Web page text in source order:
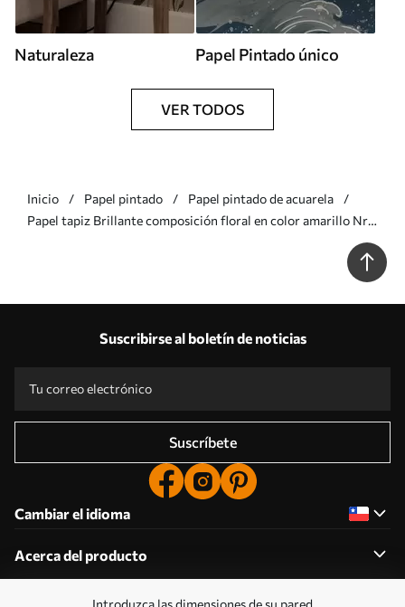
Introduzca las dimensiones de su pared
Naturaleza Papel Pintado único
VER TODOS
Inicio Papel pintado
Papel pintado de acuarela
Papel tapiz Brillante composición floral en color amarillo Nr.
Suscribirse al boletín de noticias
Suscríbete
Cambiar el idioma
Acerca del producto